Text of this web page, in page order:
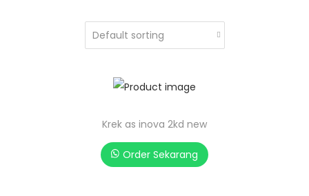
Krek as inova 2kd new
Order Sekarang